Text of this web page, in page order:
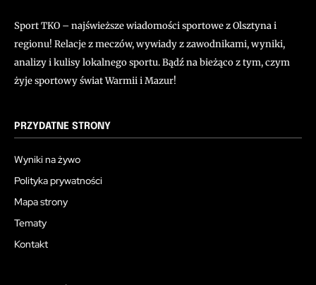
Sport TKO – najświeższe wiadomości sportowe z Olsztyna i
regionu! Relacje z meczów, wywiady z zawodnikami, wyniki,
analizy i kulisy lokalnego sportu. Bądź na bieżąco z tym, czym
żyje sportowy świat Warmii i Mazur!
PRZYDATNE STRONY
Wyniki na żywo
Polityka prywatności
Mapa strony
Tematy
Kontakt